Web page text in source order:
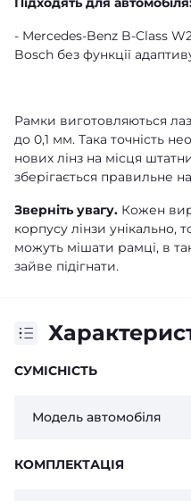
- Mercedes-Benz B-Class
Bosch без функції
Рамки виготовляються
до 0,1 мм. Така точність
нових лінз на місця
зберігається правильне
Зверніть увагу. Кожен
корпусу лінзи унікально,
можуть мішати рамці, в
зайве підігнати.
СУМІСНІСТЬ
Модель автомобіля
КОМПЛЕКТАЦІЯ